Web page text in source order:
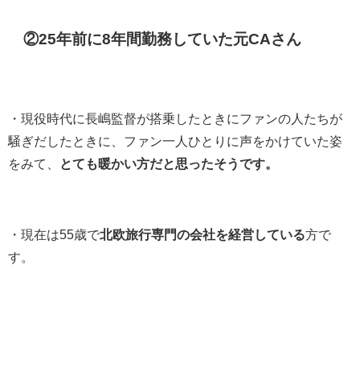
②25年前に8年間勤務していた元CAさん
・現役時代に長嶋監督が搭乗したときにファンの人たちが
騒ぎだしたときに、ファン一人ひとりに声をかけていた姿
をみて、
とても暖かい方だと思ったそうです。
・現在は55歳で北欧旅行専門の会社を経営している方で
す。